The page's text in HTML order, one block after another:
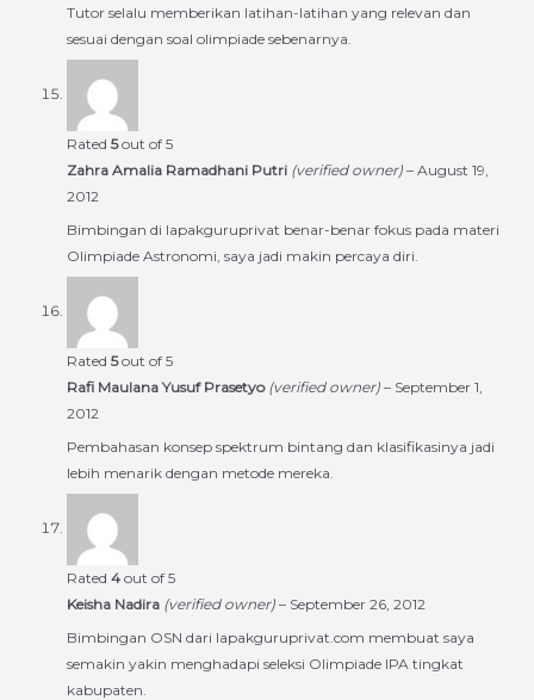
Tutor selalu memberikan latihan-latihan yang relevan dan
sesuai dengan soal olimpiade sebenarnya.
Rated 5out of 5
Zahra Amalia Ramadhani Putri (verified owner) – August 19,
2012
Bimbingan di lapakguruprivat benar-benar fokus pada materi
Olimpiade Astronomi, saya jadi makin percaya diri.
Rated 5out of 5
Rafi Maulana Yusuf Prasetyo (verified owner) – September 1,
2012
Pembahasan konsep spektrum bintang dan klasifikasinya jadi
lebih menarik dengan metode mereka.
Rated 4 out of 5
Keisha Nadira (verified owner) – September 26, 2012
Bimbingan OSN dari lapakguruprivat.com membuat saya
semakin yakin menghadapi seleksi Olimpiade IPA tingkat
kabupaten.